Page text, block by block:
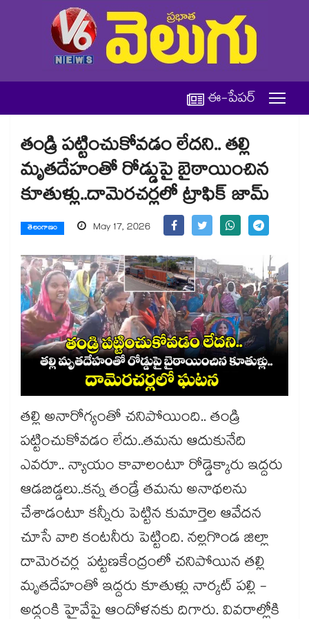
ఈ-పేపర్
తండ్రి పట్టించుకోవడం లేదని.. తల్లి
మృతదేహంతో రోడ్డుపై బైఠాయించిన
కూతుళ్లు..దామెరచర్లలో ట్రాఫిక్ జామ్
తెలంగాణం May 17, 2026
తల్లి అనారోగ్యంతో చనిపోయింది.. తండ్రి
పట్టించుకోవడం లేదు..తమను ఆదుకునేది
ఎవరూ.. న్యాయం కావాలంటూ రోడ్డెక్కారు ఇద్దరు
ఆడబిడ్డలు..కన్న తండ్రే తమను అనాథలను
చేశాడంటూ కన్నీరు పెట్టిన కుమార్తెల ఆవేదన
చూసే వారి కంటనీరు పెట్టింది. నల్లగొండ జిల్లా
దామెరచర్ల పట్టణకేంద్రంలో చనిపోయిన తల్లి
మృతదేహంతో ఇద్దరు కూతుళ్లు నార్కట్ పల్లి -
అద్దంకి హైవేపై ఆందోళనకు దిగారు. వివరాల్లోకి